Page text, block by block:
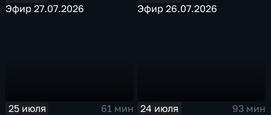
Эфир 27.07.2026
Эфир 26.07.2026
25 июля
61 мин
24 июля
93 мин